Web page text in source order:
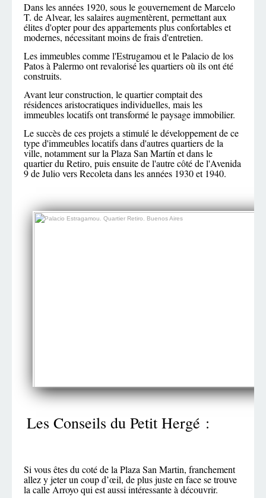
Dans les années 1920, sous le gouvernement de Marcelo
T. de Alvear, les salaires augmentèrent, permettant aux
élites d'opter pour des appartements plus confortables et
modernes, nécessitant moins de frais d'entretien.
Les immeubles comme l'Estrugamou et le Palacio de los
Patos à Palermo ont revalorisé les quartiers où ils ont été
construits.
Avant leur construction, le quartier comptait des
résidences aristocratiques individuelles, mais les
immeubles locatifs ont transformé le paysage immobilier.
Le succès de ces projets a stimulé le développement de ce
type d'immeubles locatifs dans d'autres quartiers de la
ville, notamment sur la Plaza San Martín et dans le
quartier du Retiro, puis ensuite de l'autre côté de l'Avenida
9 de Julio vers Recoleta dans les années 1930 et 1940.
Les Conseils du Petit Hergé :
Si vous êtes du coté de la Plaza San Martin, franchement
allez y jeter un coup d’œil, de plus juste en face se trouve
la calle Arroyo qui est aussi intéressante à découvrir.